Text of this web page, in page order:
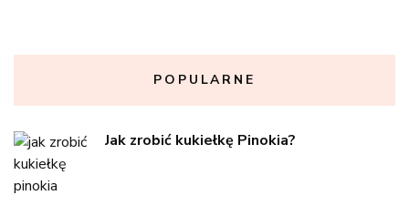
POPULARNE
Jak zrobić kukiełkę Pinokia?